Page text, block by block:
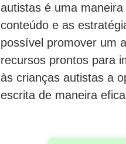
autistas é uma
conteúdo e as
possível promover um
recursos prontos para
às crianças autistas a
escrita de maneira